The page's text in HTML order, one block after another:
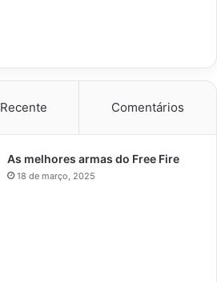
Recente Comentários
As melhores armas do Free Fire
18 de março, 2025